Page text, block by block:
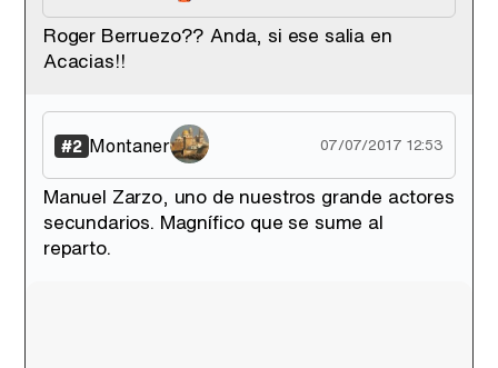
Tráiler en catalán de 'Ravalear', la nueva serie de HBO Max sobre los fondos buitre
Roger Berruezo?? Anda, si ese salia en
Acacias!!
#2 Montaner 07/07/2017 12:53
Manuel Zarzo, uno de nuestros grande actores
secundarios. Magnífico que se sume al
reparto.